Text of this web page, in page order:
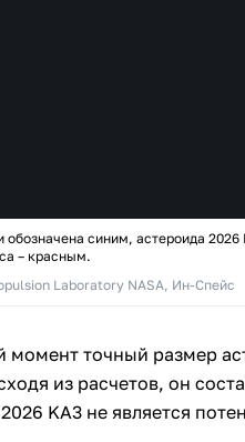
обозначена синим, астероида
– красным.
Laboratory NASA, Ин-Спейс
момент точный размер
из расчетов, он
KA3 не является